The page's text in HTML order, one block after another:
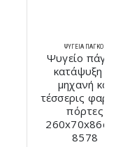
Ψυγείο πάγκος
κατάψυξη με
μηχανή και
τέσσερις φαρδιές
260x70x86cm /